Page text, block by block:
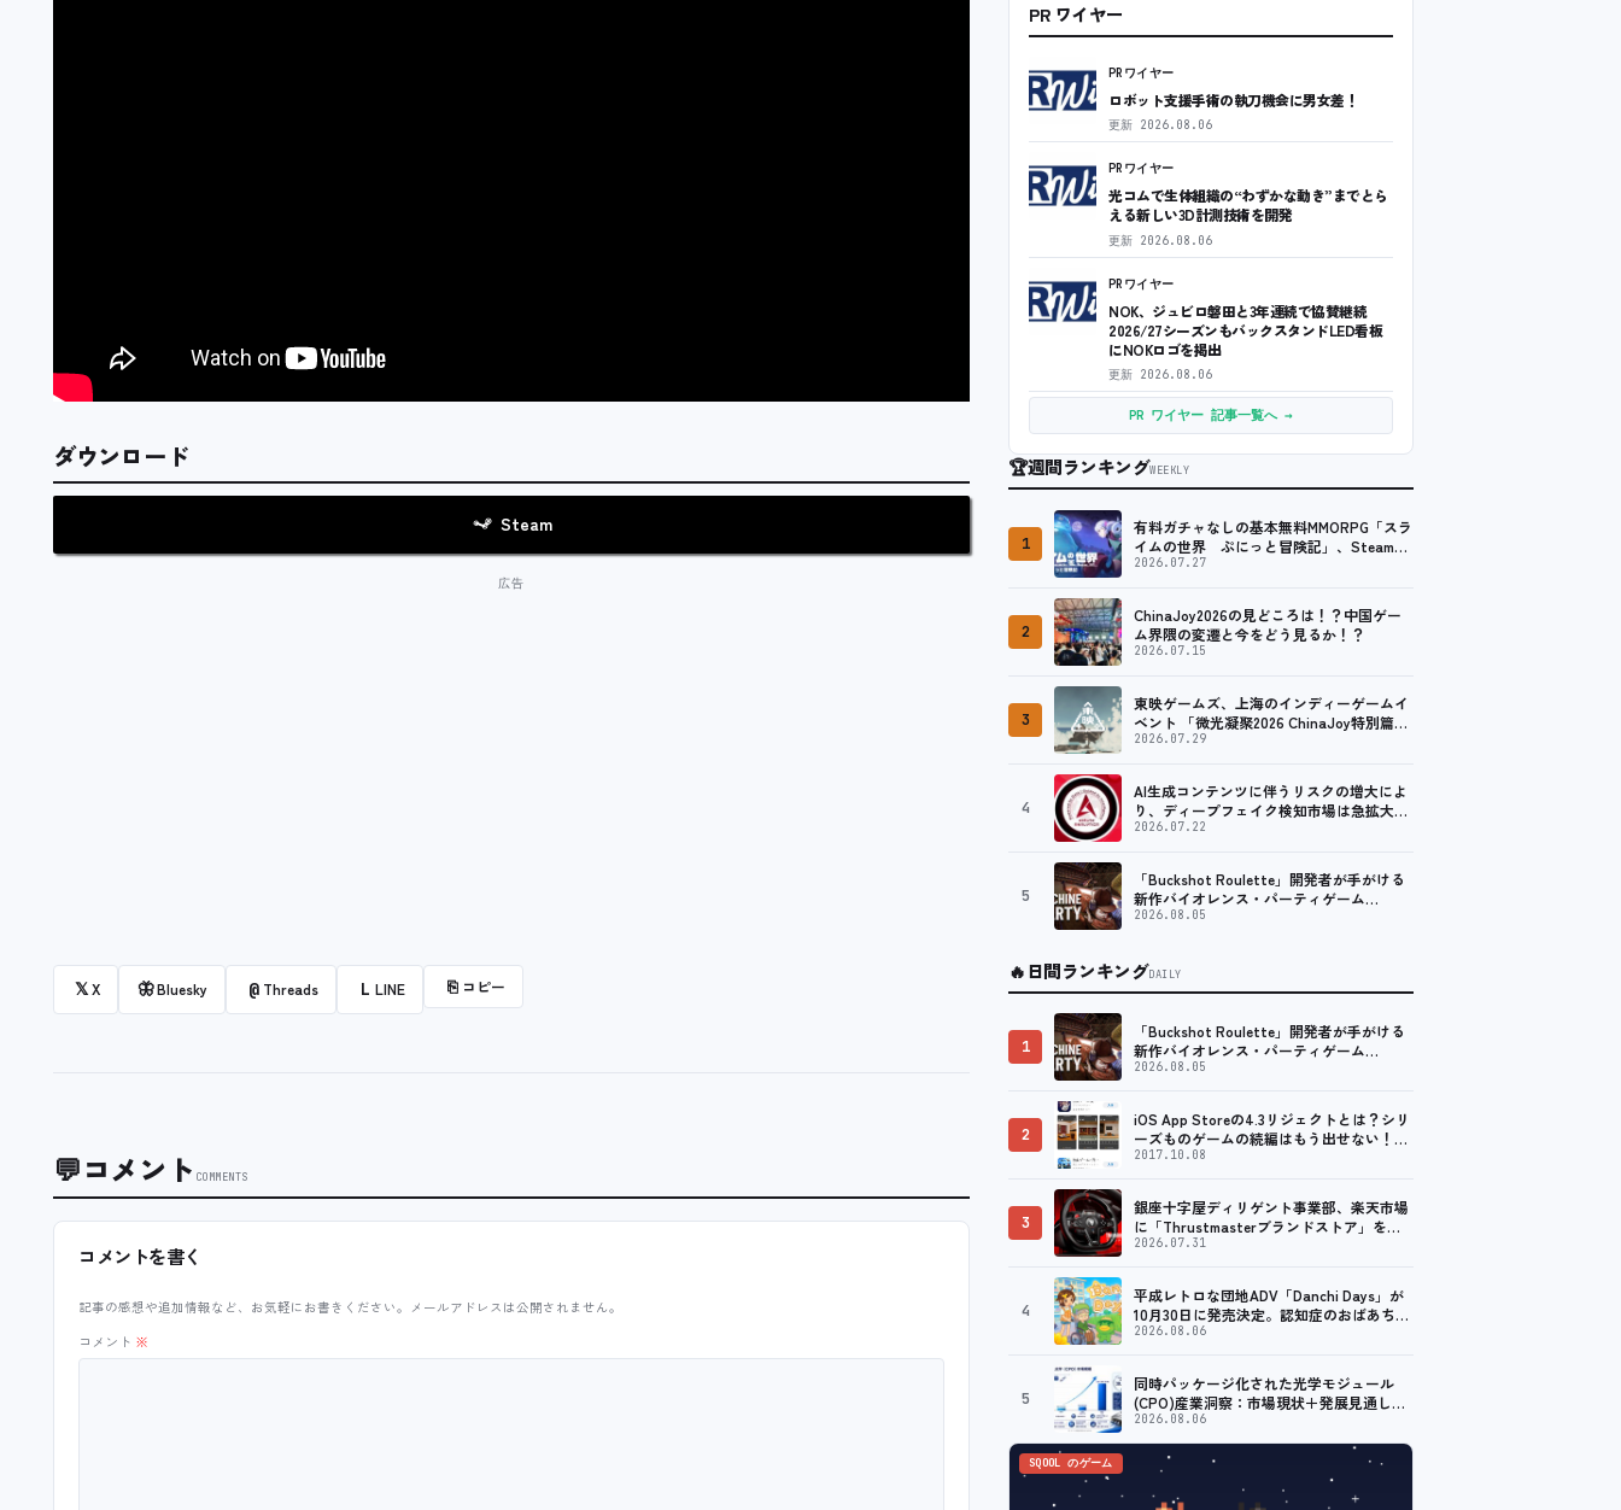
ダウンロード
Steam
𝕏X 🦋Bluesky @ Threads L LINE ⎘ コピー
💬コメント COMMENTS
コメントを書く
記事の感想や追加情報など、お気軽にお書きください。メールアドレスは公開されません。
コメント ※
PR ワイヤー
PRワイヤー
ロボット支援手術の執刀機会に男女差！
更新 2026.08.06
PRワイヤー
光コムで生体組織の“わずかな動き”までとら
える新しい3D計測技術を開発
更新 2026.08.06
PRワイヤー
NOK、ジュビロ磐田と3年連続で協賛継続
2026/27シーズンもバックスタンドLED看板
にNOKロゴを掲出
更新 2026.08.06
PR ワイヤー 記事一覧へ →
🏆週間ランキングWEEKLY
1
有料ガチャなしの基本無料MMORPG「スラ
イムの世界 ぷにっと冒険記」、Steam向
けの無料体験版が8月末に配信決定
2026.07.27
2
ChinaJoy2026の見どころは！？中国ゲー
ム界隈の変遷と今をどう見るか！？
2026.07.15
3
東映ゲームズ、上海のインディーゲームイ
ベント 「微光凝聚2026 ChinaJoy特別篇」
に登壇！
2026.07.29
4
AI生成コンテンツに伴うリスクの増大によ
り、ディープフェイク検知市場は急拡大
し、2035年には90億米ドルに達する見通し
2026.07.22
5
「Buckshot Roulette」開発者が手がける
新作バイオレンス・パーティゲーム
「Machine Party」がSteam向けに配信開
2026.08.05
🔥日間ランキングDAILY
1
「Buckshot Roulette」開発者が手がける
新作バイオレンス・パーティゲーム
「Machine Party」がSteam向けに配信開
2026.08.05
2
iOS App Storeの4.3リジェクトとは？シリ
ーズものゲームの続編はもう出せない！？
脱出ゲームで相次ぐリジェクト
2017.10.08
3
銀座十字屋ディリゲント事業部、楽天市場
に「Thrustmasterブランドストア」をオ
ープン。記念キャンペーンでポイントアッ
2026.07.31
4
平成レトロな団地ADV「Danchi Days」が
10月30日に発売決定。認知症のおばあちゃ
んのために夏祭り復活を目指す
2026.08.06
5
同時パッケージ化された光学モジュール
(CPO)産業洞察：市場現状＋発展見通し
（2026年版） – 年平均成長率（CAGR）
38.57％の超高速成長
2026.08.06
SQOOL のゲーム